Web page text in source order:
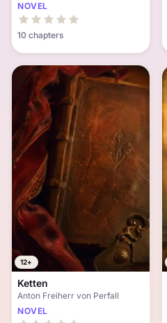
NOVEL
10 chapters
12+
Ketten
Anton Freiherr von Perfall
NOVEL